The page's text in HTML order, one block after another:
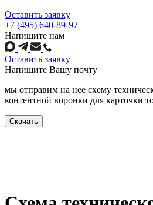
Оставить заявку
+7 (495) 640-89-97
Напишите нам
Оставить заявку
Напишите Вашу почту
мы отправим на нее схему
контентной воронки для карточки
Скачать